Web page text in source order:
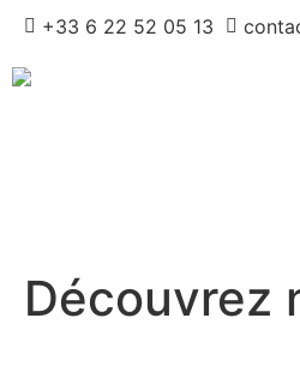
+33 6 22 52 05 13
Découvrez